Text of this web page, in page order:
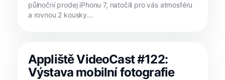
půlnoční prodej iPhonu 7, natočili pro vás atmosféru
a rovnou 2 kousky...
Appliště VideoCast #122:
Výstava mobilní fotografie